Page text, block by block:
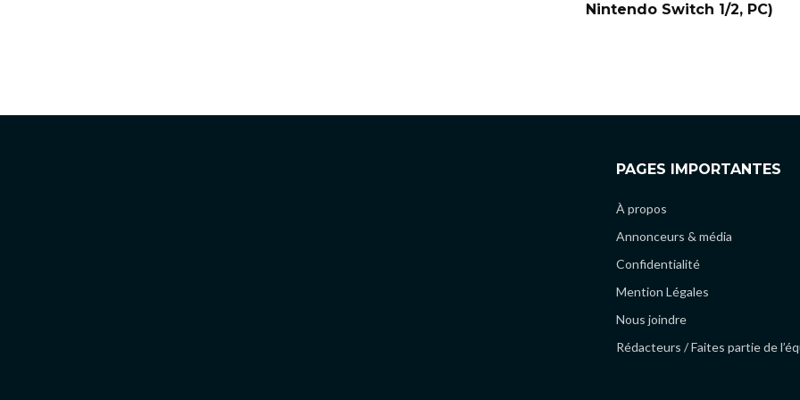
Nintendo Switch 1/2, PC)
PAGES IMPORTANTES
À propos
Annonceurs & média
Confidentialité
Mention Légales
Nous joindre
Rédacteurs / Faites partie de